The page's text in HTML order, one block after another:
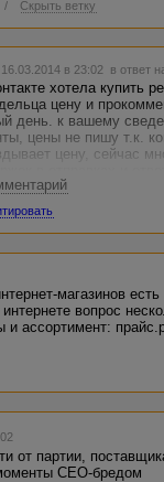
/ Скрыть ветку
в 23:02 в ответ
хотела купить
цену и
день. к вашему
цены не пишу т.к.
цену, сейчас
магазинов
вопрос
ассортимент:
от партии,
СЕО-бредом